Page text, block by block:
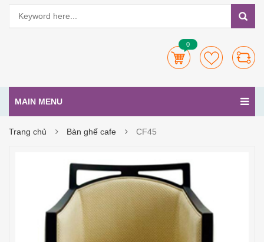
0
MAIN MENU
Trang chủ Bàn ghế cafe CF45